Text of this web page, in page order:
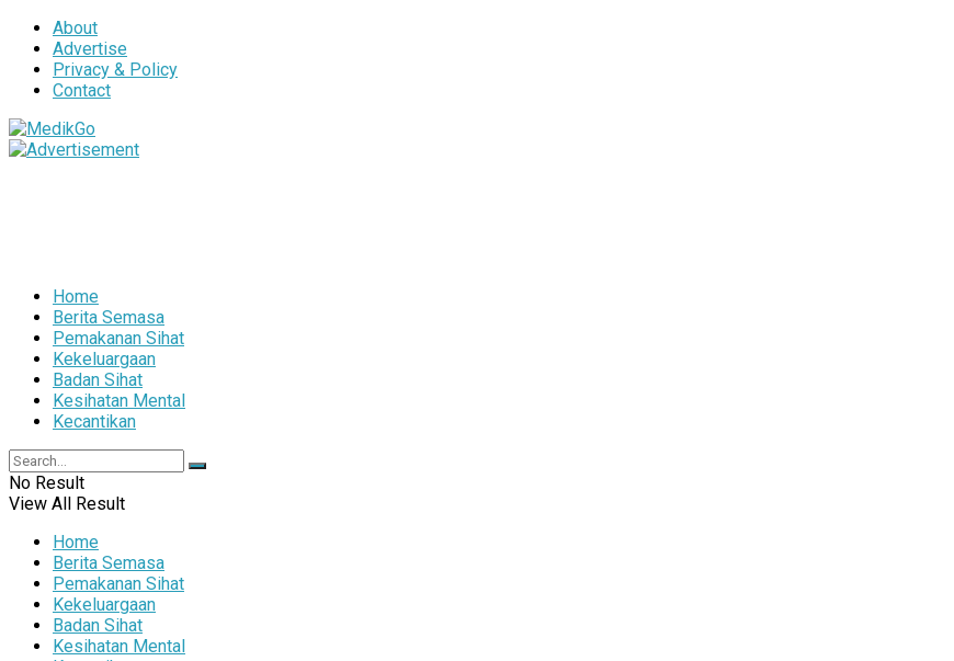
About
Advertise
Privacy & Policy
Contact
Home
Berita Semasa
Pemakanan Sihat
Kekeluargaan
Badan Sihat
Kesihatan Mental
Kecantikan
No Result
View All Result
Home
Berita Semasa
Pemakanan Sihat
Kekeluargaan
Badan Sihat
Kesihatan Mental